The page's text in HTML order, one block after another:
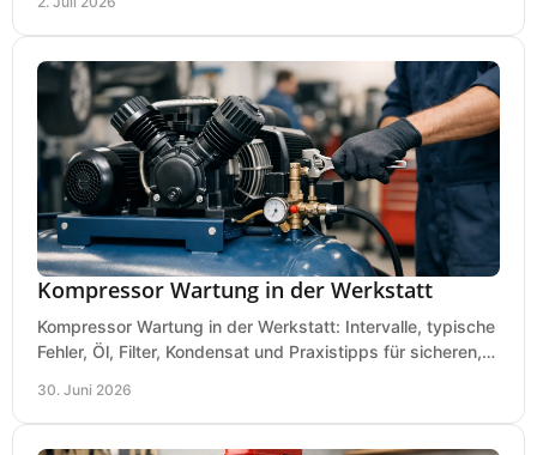
Kompressor Wartung in der Werkstatt
Kompressor Wartung in der Werkstatt: Intervalle, typische
Fehler, Öl, Filter, Kondensat und Praxistipps für sicheren,
30. Juni 2026